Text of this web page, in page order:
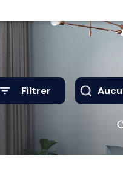
Filtrer